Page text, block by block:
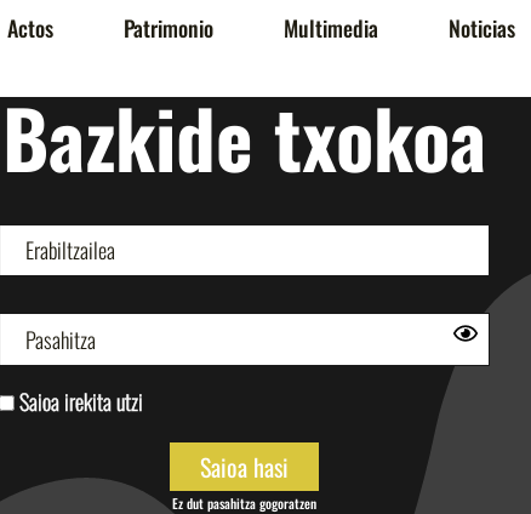
Actos Patrimonio Multimedia Noticias
Bazkide txokoa
Saioa irekita utzi
Ez dut pasahitza gogoratzen